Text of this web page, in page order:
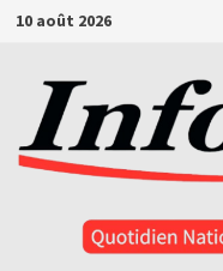
Passer
contenu
10 août 2026